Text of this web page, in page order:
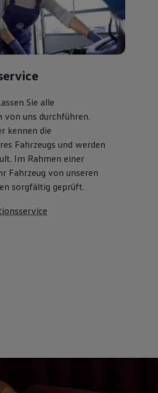
Sie alle
von uns durchführen.
kennen die
Fahrzeugs und werden
Im Rahmen einer
Fahrzeug von unseren
sorgfältig geprüft.